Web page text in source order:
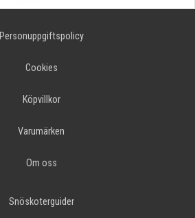
Personuppgiftspolicy
Cookies
Köpvillkor
Varumärken
Om oss
Snöskoterguider